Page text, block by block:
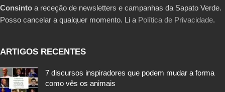
Consinto a receção de newsletters e campanhas da Sapato Verde.
Posso cancelar a qualquer momento. Li a Política de Privacidade.
ARTIGOS RECENTES
7 discursos inspiradores que podem mudar a forma
como vês os animais